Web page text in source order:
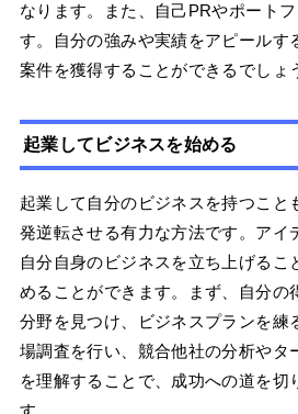
なります。また、自己PRやポート
す。自分の強みや実績をアピールす
案件を獲得することができるでしょ
起業してビジネスを始める
起業して自分のビジネスを持つこと
発逆転させる有力な方法です。アイ
自分自身のビジネスを立ち上げるこ
めることができます。まず、自分の
分野を見つけ、ビジネスプランを練
場調査を行い、競合他社の分析やタ
を理解することで、成功への道を切
す。